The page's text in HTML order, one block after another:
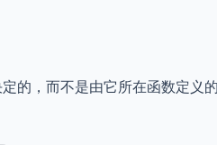
的，而不是由它所在函数定义